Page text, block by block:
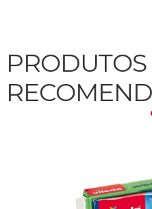
PRODUTOS